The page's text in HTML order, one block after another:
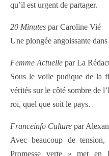
qu’il est urgent de partager.
20 Minutes par Caroline Vié
Une plongée angoissante
Femme Actuelle par La
Sous le voile pudique de la
vérités sur le côté sombre de
roi, quel que soit le pays.
Franceinfo Culture par
Avec beaucoup de
Promesse verte » met en